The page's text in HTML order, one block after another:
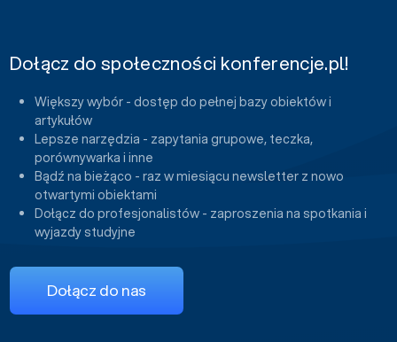
Dołącz do społeczności konferencje.pl!
Większy wybór - dostęp do pełnej bazy obiektów i
artykułów
Lepsze narzędzia - zapytania grupowe, teczka,
porównywarka i inne
Bądź na bieżąco - raz w miesiącu newsletter z nowo
otwartymi obiektami
Dołącz do profesjonalistów - zaproszenia na spotkania i
wyjazdy studyjne
Dołącz do nas